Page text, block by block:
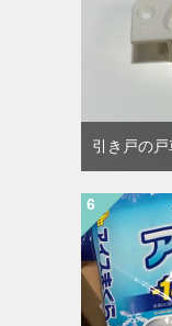
引き戸の